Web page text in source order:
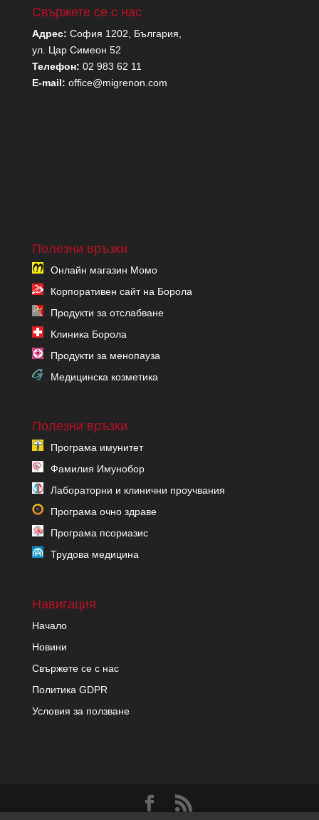
Свържете се с нас
Адрес: София 1202, България,
ул. Цар Симеон 52
Телефон: 02 983 62 11
E-mail: office@migrenon.com
Полезни връзки
Онлайн магазин Момо
Корпоративен сайт на Борола
Продукти за отслабване
Клиника Борола
Продукти за менопауза
Медицинска козметика
Полезни връзки
Програма имунитет
Фамилия Имунобор
Лабораторни и клинични проучвания
Програма очно здраве
Програма псориазис
Трудова медицина
Навигация
Начало
Новини
Свържете се с нас
Политика GDPR
Условия за ползване